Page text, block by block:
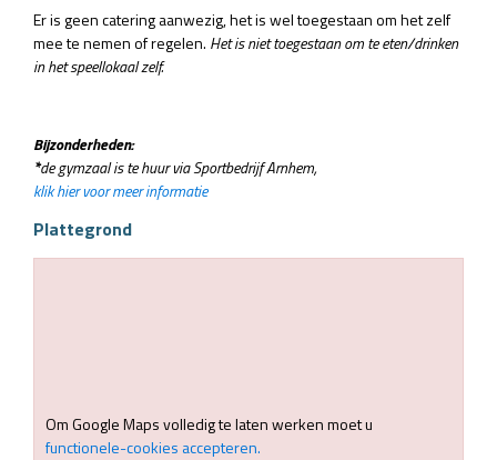
Er is geen catering aanwezig, het is wel toegestaan om het zelf
mee te nemen of regelen. Het is niet toegestaan om te eten/drinken
in het speellokaal zelf.
Bijzonderheden:
*de gymzaal is te huur via Sportbedrijf Arnhem,
klik hier voor meer informatie
Plattegrond
Om Google Maps volledig te laten werken moet u
functionele-cookies accepteren.